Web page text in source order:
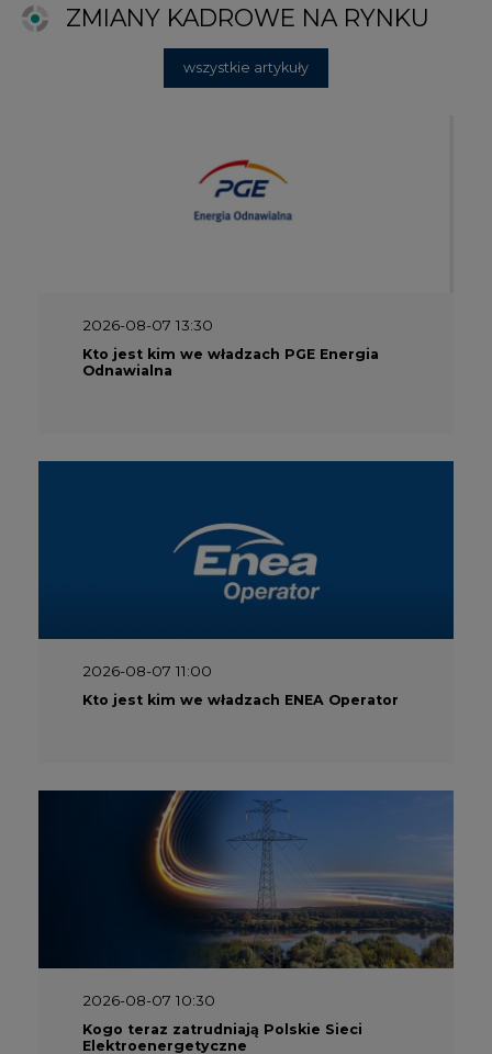
ZMIANY KADROWE NA RYNKU
wszystkie artykuły
2026-08-07 13:30
Kto jest kim we władzach PGE Energia
Odnawialna
2026-08-07 11:00
Kto jest kim we władzach ENEA Operator
2026-08-07 10:30
Kogo teraz zatrudniają Polskie Sieci
Elektroenergetyczne